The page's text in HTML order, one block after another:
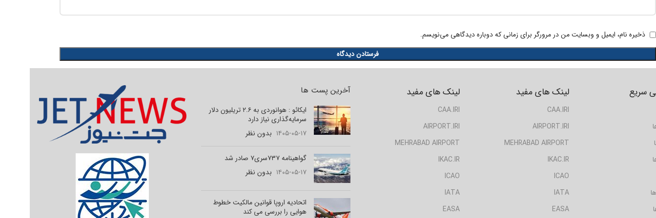
ذخیره نام، ایمیل و وبسایت من در مرورگر برای زمانی که دوباره دیدگاهی می‌نویسم.
آخرین پست ها
ایکائو : هوانوردی به ۲.۶ تریلیون دلار
سرمایه‌گذاری نیاز دارد
۱۴۰۵-۰۵-۱۷ بدون نظر
گواهینامه ۷۳۷سری۷ صادر شد
۱۴۰۵-۰۵-۱۷ بدون نظر
اتحادیه اروپا قوانین مالکیت خطوط
هوایی را بررسی می کند
لینک های مفید
CAA.IRI
AIRPORT.IRI
MEHRABAD AIRPORT
IKAC.IR
ICAO
IATA
EASA
لینک های مفید
CAA.IRI
AIRPORT.IRI
MEHRABAD AIRPORT
IKAC.IR
ICAO
IATA
EASA
سریع